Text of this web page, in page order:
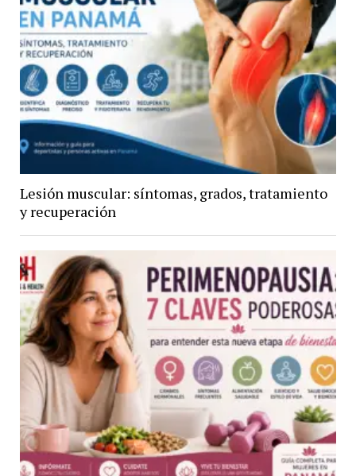
Lesión muscular: síntomas, grados, tratamiento
y recuperación